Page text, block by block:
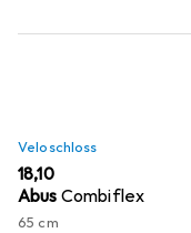
Veloschloss
EUR
18,10
Abus Combiflex
65 cm